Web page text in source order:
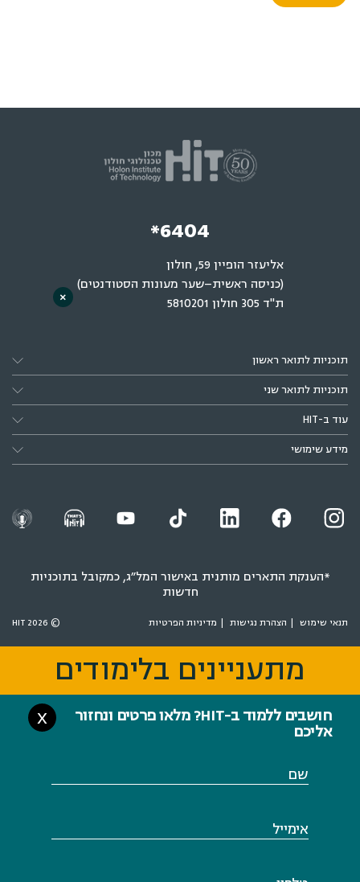
*6404
אליעזר הופיין 59, חולון
(כניסה ראשית–שער מעונות הסטודנטים)
ת"ד 305 חולון 5810201
תוכניות לתואר ראשון
תוכניות לתואר שני
עוד ב-HIT
מידע שימושי
*הענקת התארים מותנית באישור המל״ג, כמקובל בתוכניות
חדשות
תנאי שימוש הצהרת נגישות מדיניות הפרטיות © 2026 HIT
מתעניינים בלימודים
חושבים ללמוד ב-HIT? מלאו פרטים ונחזור
אליכם
X
שם
אימייל
מתעניינים בלימודים
×